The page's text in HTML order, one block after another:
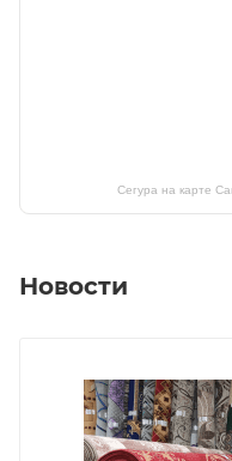
Сегура на карте
Новости